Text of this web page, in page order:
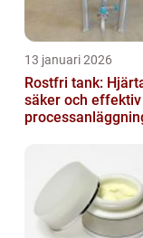
13 januari 2026
Rostfri tank:
säker och effektiv